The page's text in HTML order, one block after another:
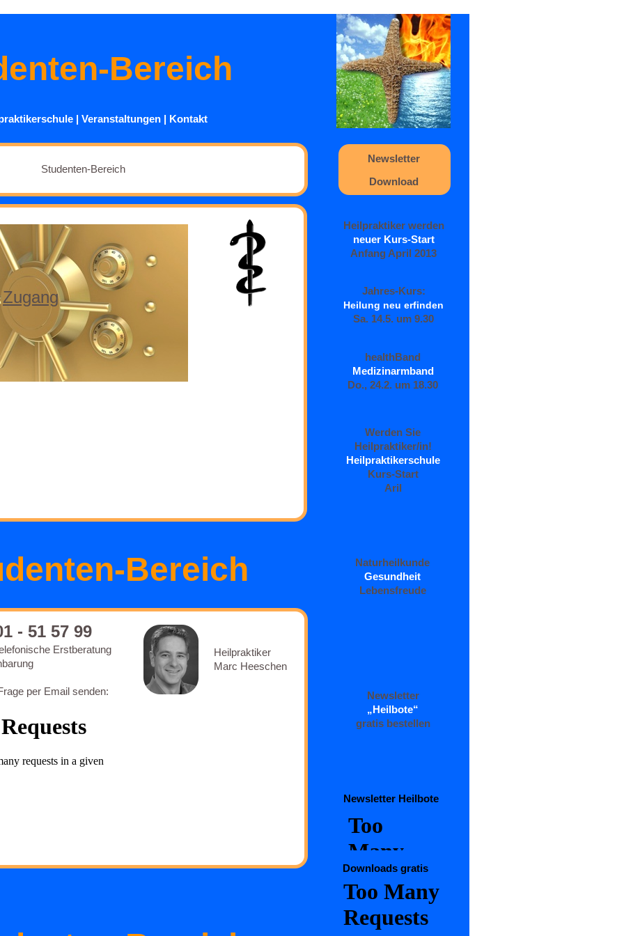
Bereich
| Veranstaltungen | Kontakt
Studenten-Bereich
Bereich
Zugang
Newsletter
Download